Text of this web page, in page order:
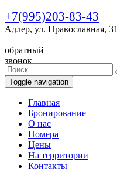
+7(995)203-83-43
Адлер, ул. Православная, 31
обратный
звонок
Toggle navigation
Главная
Бронирование
O нас
Номера
Цены
На территории
Контакты